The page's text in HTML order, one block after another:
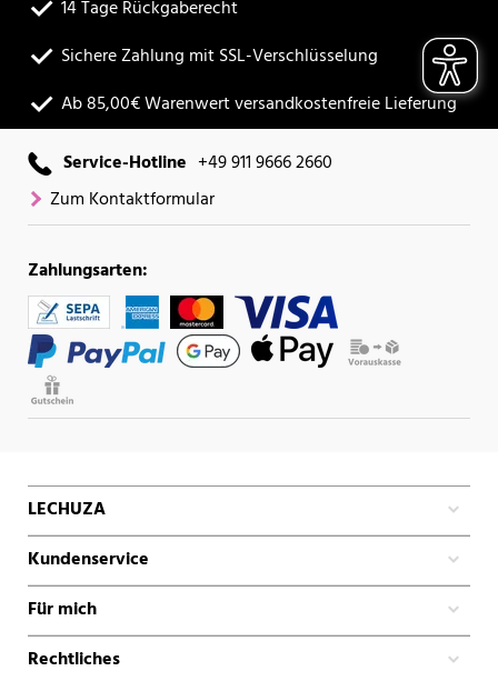
14 Tage Rückgaberecht
Sichere Zahlung mit SSL-Verschlüsselung
Ab 85,00€ Warenwert versandkostenfreie Lieferung
Service-Hotline +49 911 9666 2660
Zum Kontaktformular
Zahlungsarten:
LECHUZA
Kundenservice
Für mich
Rechtliches